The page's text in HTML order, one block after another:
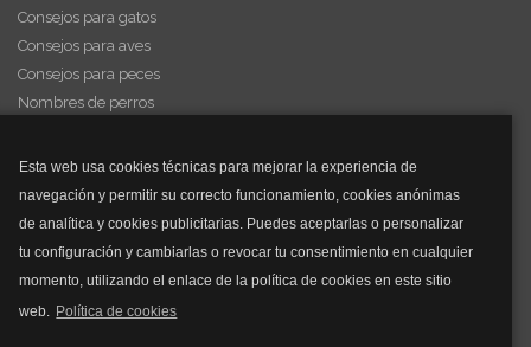
Esta web usa cookies técnicas para mejorar la experiencia de
navegación y permitir su correcto funcionamiento, cookies anónimas
de analítica y cookies publicitarias. Puedes aceptarlas o personalizar
tu configuración y cambiarlas o revocar tu consentimiento en cualquier
momento, utilizando el enlace de la política de cookies en este sitio
web. Política de cookies
Consejos para gatos
Consejos para aves
Consejos para peces
Nombres de perros
y mucho más...